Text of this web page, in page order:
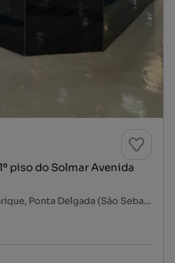
piso do Solmar Avenida
Avenida Infante Dom Henrique, Ponta Delgada (São Sebastião), Ponta Delgada, Ilha de São Miguel